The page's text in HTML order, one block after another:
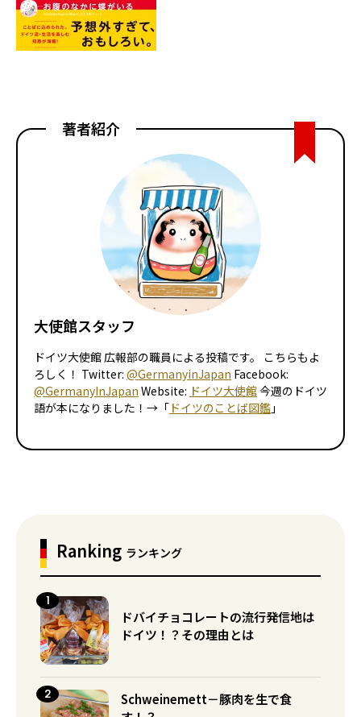
著者紹介
大使館スタッフ
ドイツ大使館 広報部の職員による投稿です。 こちらもよ
ろしく！ Twitter: @GermanyinJapan Facebook:
@GermanyInJapan Website: ドイツ大使館今週のドイツ
語が本になりました！→「 ドイツのことば図鑑 」
Ranking ランキング
ドバイチョコレートの流行発信地は
ドイツ！？その理由とは
Schweinemett－豚肉を生で食